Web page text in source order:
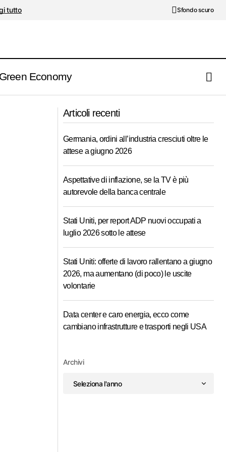
tutto Sfondo scuro
Economy
OPEC vs Russia?
Articoli recenti
Germania, ordini all’industria cresciuti oltre le
attese a giugno 2026
Aspettative di inflazione, se la TV è più
autorevole della banca centrale
Stati Uniti, per report ADP nuovi occupati a
luglio 2026 sotto le attese
Stati Uniti: offerte di lavoro rallentano a giugno
2026, ma aumentano (di poco) le uscite
volontarie
Data center e caro energia, ecco come
cambiano infrastrutture e trasporti negli USA
Archivi